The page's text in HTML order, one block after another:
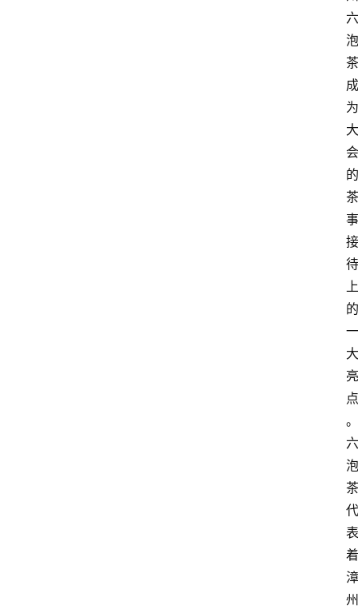
六
泡
茶
成
为
大
会
的
茶
事
接
待
上
的
一
大
亮
点
。
六
泡
茶
代
表
着
漳
州